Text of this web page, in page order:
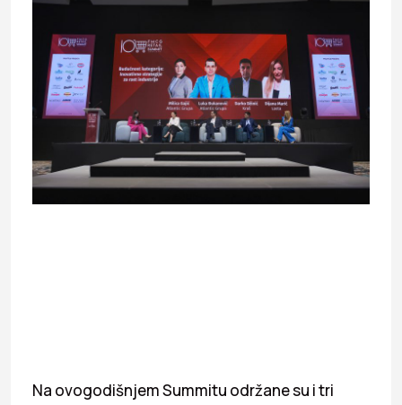
Na ovogodišnjem Summitu održane su i tri